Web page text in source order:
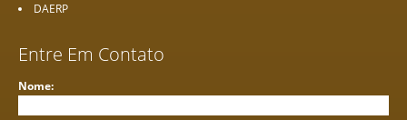
DAERP
Entre Em Contato
Nome: